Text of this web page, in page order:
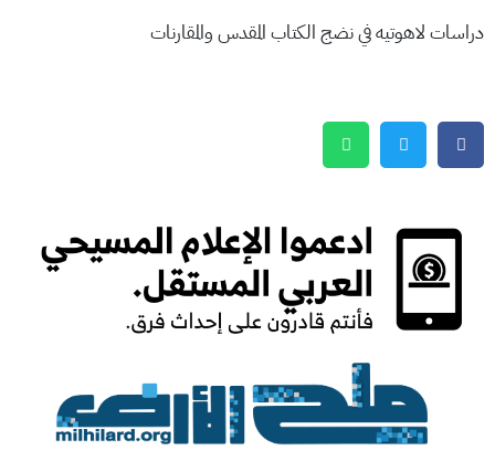
دراسات لاهوتيه في نضج الكتاب المقدس والمقارنات